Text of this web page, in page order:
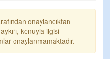
onaylandıktan
konuyla ilgisi
onaylanmamaktadır.